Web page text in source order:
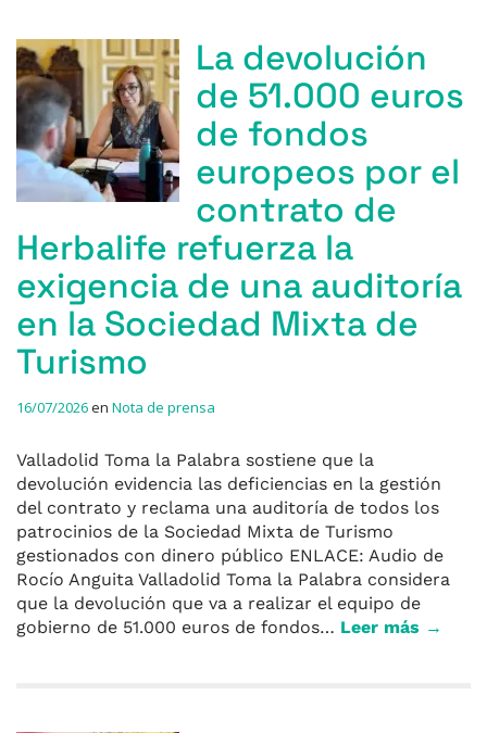
La devolución
de 51.000 euros
de fondos
europeos por el
contrato de
Herbalife refuerza la
exigencia de una auditoría
en la Sociedad Mixta de
Turismo
16/07/2026en Nota de prensa
Valladolid Toma la Palabra sostiene que la
devolución evidencia las deficiencias en la gestión
del contrato y reclama una auditoría de todos los
patrocinios de la Sociedad Mixta de Turismo
gestionados con dinero público ENLACE: Audio de
Rocío Anguita Valladolid Toma la Palabra considera
que la devolución que va a realizar el equipo de
gobierno de 51.000 euros de fondos… Leer más →